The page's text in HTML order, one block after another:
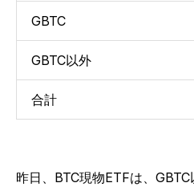
GBTC
GBTC以外
合計
昨日、BTC現物ETFは、